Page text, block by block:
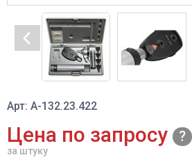
Арт: А-132.23.422
Цена по запросу
за штуку